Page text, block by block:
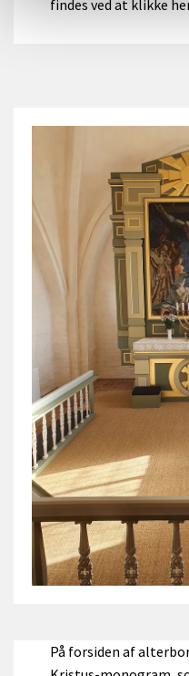
findes ved at klikke
På forsiden af